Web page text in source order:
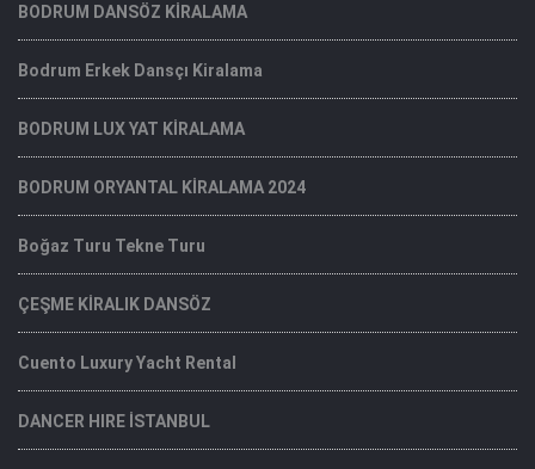
BODRUM DANSÖZ KİRALAMA
Bodrum Erkek Dansçı Kiralama
BODRUM LUX YAT KİRALAMA
BODRUM ORYANTAL KİRALAMA 2024
Boğaz Turu Tekne Turu
ÇEŞME KİRALIK DANSÖZ
Cuento Luxury Yacht Rental
DANCER HIRE İSTANBUL